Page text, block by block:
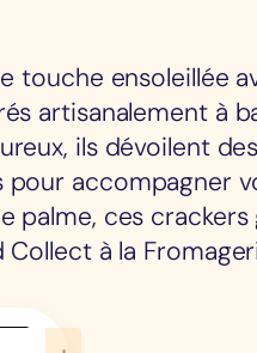
touche ensoleillée
artisanalement à
ils dévoilent
accompagner
palme, ces
à la